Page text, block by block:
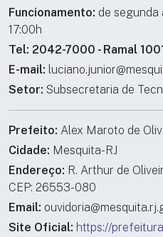
Funcionamento: de segunda
17:00h
Tel: 2042-7000 - Ramal
E-mail:
Setor: Subsecretaria de
Prefeito: Alex Maroto de
Cidade: Mesquita-RJ
Endereço: R. Arthur de
CEP: 26553-080
Email:
Site Oficial: https://